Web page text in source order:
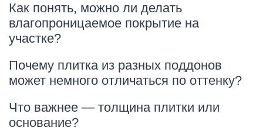
Как понять, можно ли делать
влагопроницаемое покрытие на
участке?
Почему плитка из разных поддонов
может немного отличаться по оттенку?
Что важнее — толщина плитки или
основание?